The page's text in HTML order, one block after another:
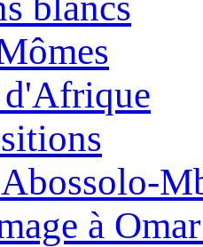
d'Afrique
à